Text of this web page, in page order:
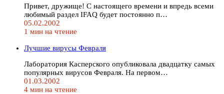
Привет, дружище! С настоящего времени и впредь всеми
любимый раздел IFAQ будет постоянно п…
05.02.2002
1 мин на чтение
Лучшие вирусы Февраля
Лаборатория Касперского опубликовала двадцатку самых
популярных вирусов Февраля. На первом…
01.03.2002
4 мин на чтение